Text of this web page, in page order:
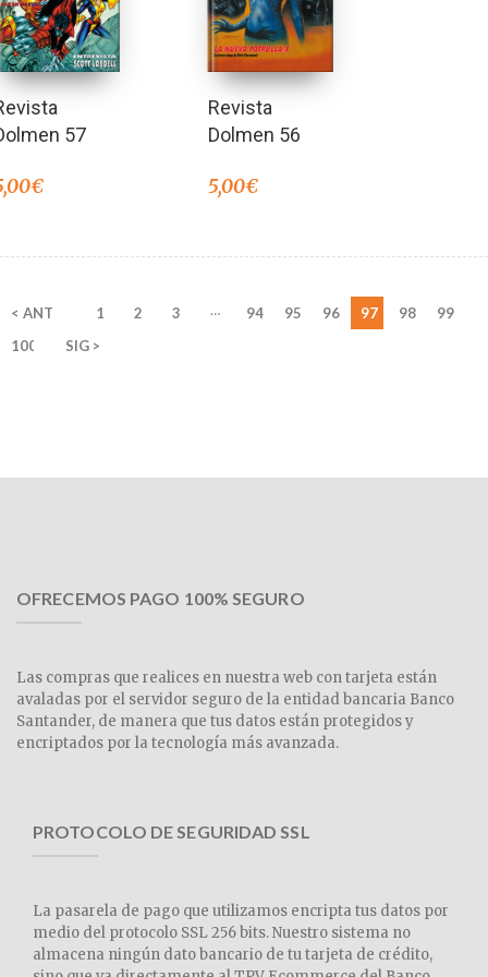
57
€
Revista
Dolmen 56
5,00€
< ANT 1 2 3 … 94 95 96 97 98
99
100
SIG >
OFRECEMOS PAGO 100% SEGURO
Las compras que realices en nuestra web con tarjeta están
avaladas por el servidor seguro de la entidad bancaria Banco
Santander, de manera que tus datos están protegidos y
encriptados por la tecnología más avanzada.
PROTOCOLO DE SEGURIDAD SSL
La pasarela de pago que utilizamos encripta tus datos por
medio del protocolo SSL 256 bits. Nuestro sistema no
almacena ningún dato bancario de tu tarjeta de crédito,